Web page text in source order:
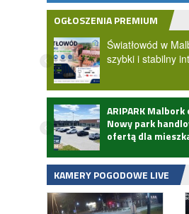
OGŁOSZENIA PREMIUM
Światłowód w
szybki i stabilny
ARIPARK
Nowy park
ofertą dla
KAMERY POGODOWE LIVE